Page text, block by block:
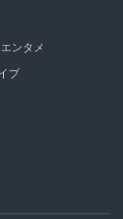
ンタメ
ブ